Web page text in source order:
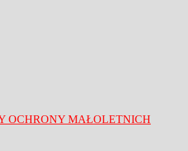
OCHRONY MAŁOLETNICH